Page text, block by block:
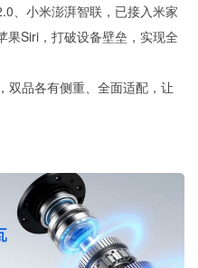
、小米澎湃智联，已接入米家
果Siri，打破设备壁垒，实现全
双品各有侧重、全面适配，让